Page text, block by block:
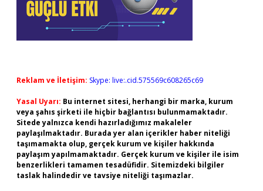
Reklam ve İletişim: Skype: live:.cid.575569c608265c69
Yasal Uyarı: Bu internet sitesi, herhangi bir marka, kurum
veya şahıs şirketi ile hiçbir bağlantısı bulunmamaktadır.
Sitede yalnızca kendi hazırladığımız makaleler
paylaşılmaktadır. Burada yer alan içerikler haber niteliği
taşımamakta olup, gerçek kurum ve kişiler hakkında
paylaşım yapılmamaktadır. Gerçek kurum ve kişiler ile isim
benzerlikleri tamamen tesadüfidir. Sitemizdeki bilgiler
taslak halindedir ve tavsiye niteliği taşımazlar.